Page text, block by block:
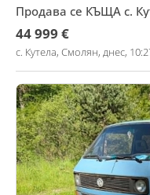
Продава се КЪЩА с.
44 999 €
с. Кутела, Смолян, днес,